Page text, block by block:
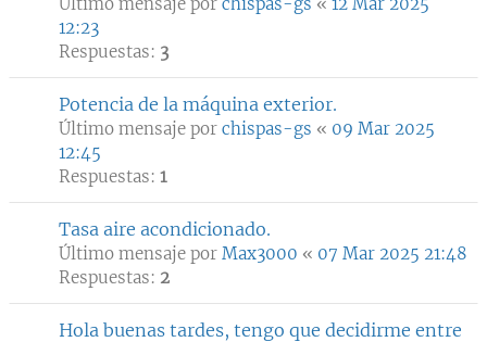
12:23
Respuestas: 3
Potencia de la máquina exterior.
Último mensaje por chispas-gs « 09 Mar 2025
12:45
Respuestas: 1
Tasa aire acondicionado.
Último mensaje por Max3000 « 07 Mar 2025 21:48
Respuestas: 2
Hola buenas tardes, tengo que decidirme entre